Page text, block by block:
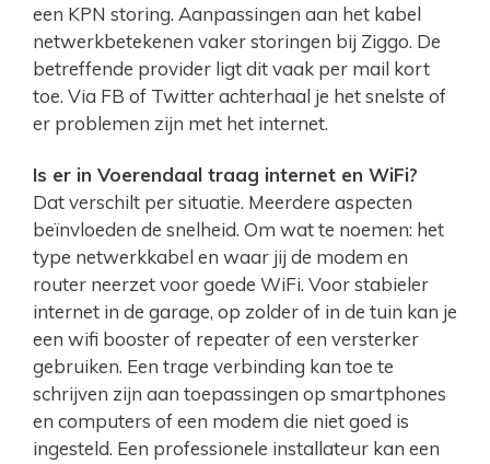
een KPN storing. Aanpassingen aan het kabel
netwerkbetekenen vaker storingen bij Ziggo. De
betreffende provider ligt dit vaak per mail kort
toe. Via FB of Twitter achterhaal je het snelste of
er problemen zijn met het internet.
Is er in Voerendaal traag internet en WiFi?
Dat verschilt per situatie. Meerdere aspecten
beïnvloeden de snelheid. Om wat te noemen: het
type netwerkkabel en waar jij de modem en
router neerzet voor goede WiFi. Voor stabieler
internet in de garage, op zolder of in de tuin kan je
een wifi booster of repeater of een versterker
gebruiken. Een trage verbinding kan toe te
schrijven zijn aan toepassingen op smartphones
en computers of een modem die niet goed is
ingesteld. Een professionele installateur kan een